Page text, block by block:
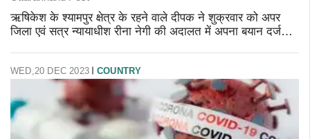
ऋषिकेश के श्यामपुर क्षेत्र के रहने वाले दीपक ने शुक्रवार को अपर
जिला एवं सत्र न्यायाधीश रीना नेगी की अदालत में अपना बयान दर्ज
WED,20 DEC 2023 COUNTRY